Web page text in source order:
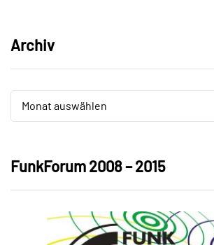
Archiv
Archiv
Monat auswählen
Archiv
FunkForum 2008 – 2015